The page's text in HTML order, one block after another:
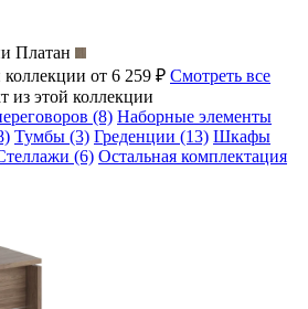
Платан
коллекции от 6 259 ₽ Смотреть все
из этой коллекции
(8) Наборные элементы
Тумбы (3) Греденции (13) Шкафы
(6) Остальная комплектация